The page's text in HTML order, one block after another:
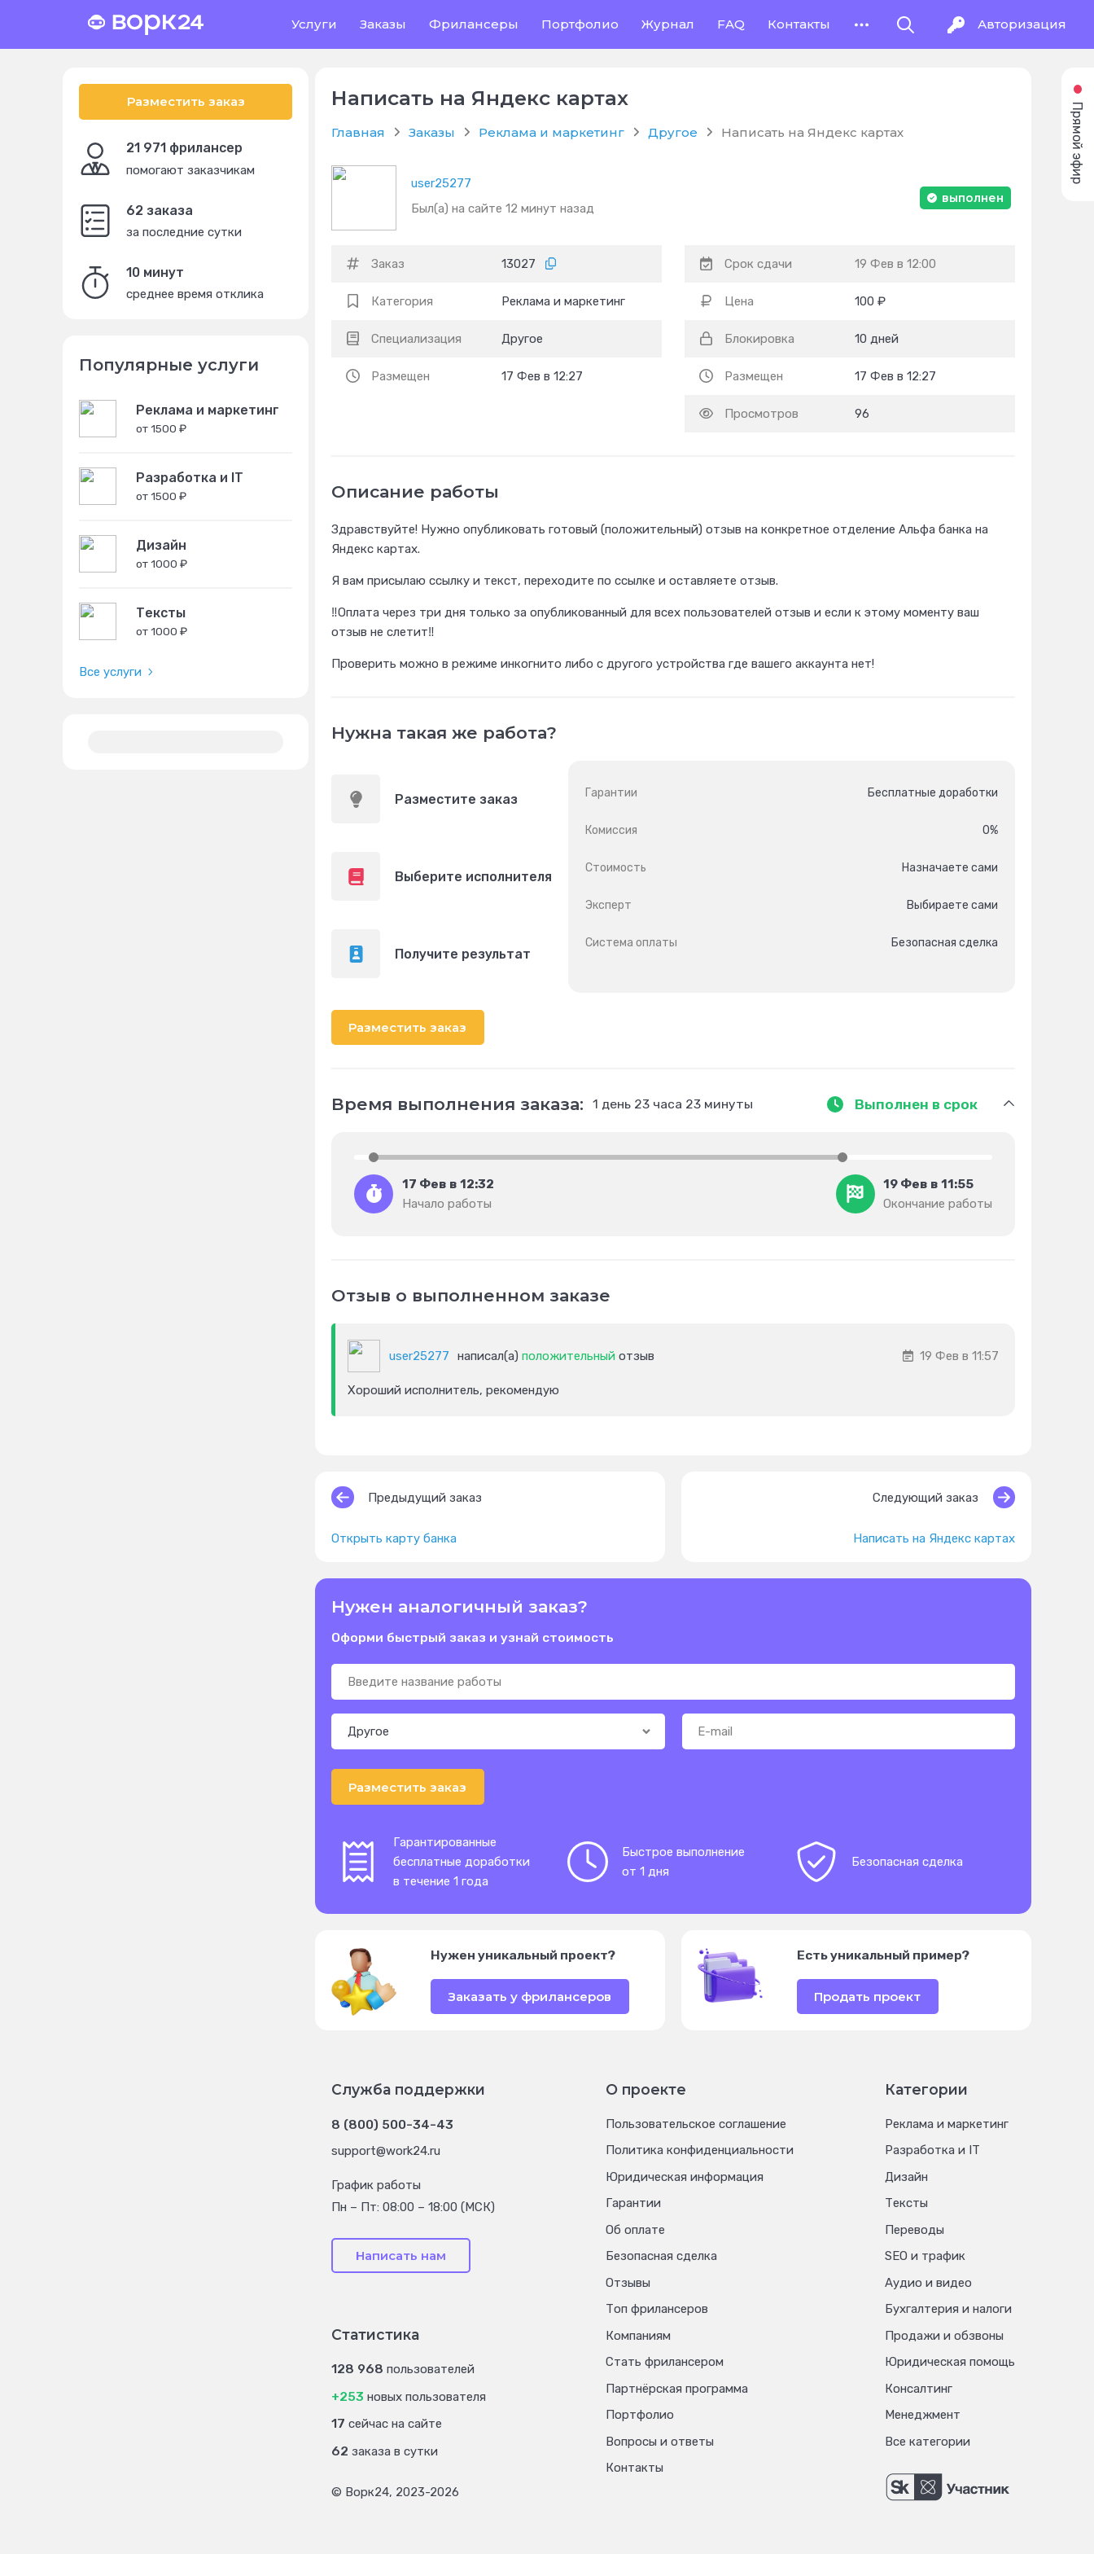
Услуги Заказы Фрилансеры Портфолио Журнал FAQ Контакты Авторизация
Разместить заказ
21 971 фрилансер
помогают заказчикам
62 заказа
за последние сутки
10 минут
среднее время отклика
Популярные услуги
Реклама и маркетинг
от 1500 ₽
Разработка и IT
от 1500 ₽
Дизайн
от 1000 ₽
Тексты
от 1000 ₽
Все услуги
Написать на Яндекс картах
Главная Заказы Реклама и маркетинг Другое Написать на Яндекс картах
user25277
Был(а) на сайте 12 минут назад
выполнен
Заказ 13027
Категория Реклама и маркетинг
Специализация Другое
Размещен 17 Фев в 12:27
Срок сдачи 19 Фев в 12:00
Цена 100 ₽
Блокировка 10 дней
Размещен 17 Фев в 12:27
Просмотров 96
Описание работы
Здравствуйте! Нужно опубликовать готовый (положительный) отзыв на конкретное отделение Альфа банка на
Яндекс картах.
Я вам присылаю ссылку и текст, переходите по ссылке и оставляете отзыв.
‼️Оплата через три дня только за опубликованный для всех пользователей отзыв и если к этому моменту ваш
отзыв не слетит‼️
Проверить можно в режиме инкогнито либо с другого устройства где вашего аккаунта нет!
Нужна такая же работа?
Разместите заказ
Выберите исполнителя
Получите результат
Гарантии Бесплатные доработки
Комиссия 0%
Стоимость Назначаете сами
Эксперт Выбираете сами
Система оплаты Безопасная сделка
Разместить заказ
Время выполнения заказа: 1 день 23 часа 23 минуты Выполнен в срок
17 Фев в 12:32
Начало работы
19 Фев в 11:55
Окончание работы
Отзыв о выполненном заказе
user25277 написал(а) положительный отзыв 19 Фев в 11:57
Хороший исполнитель, рекомендую
Предыдущий заказ
Открыть карту банка
Следующий заказ
Написать на Яндекс картах
Нужен аналогичный заказ?
Оформи быстрый заказ и узнай стоимость
Разместить заказ
Гарантированные
бесплатные доработки
в течение 1 года
Быстрое выполнение
от 1 дня
Безопасная сделка
Нужен уникальный проект?
Заказать у фрилансеров
Есть уникальный пример?
Продать проект
Служба поддержки
8 (800) 500-34-43
support@work24.ru
График работы
Пн – Пт: 08:00 – 18:00 (МСК)
Написать нам
Категории
Реклама и маркетинг
Разработка и IT
Дизайн
Тексты
Переводы
SEO и трафик
Аудио и видео
Бухгалтерия и налоги
Продажи и обзвоны
Юридическая помощь
Консалтинг
Менеджмент
Все категории
О проекте
Пользовательское соглашение
Политика конфиденциальности
Юридическая информация
Гарантии
Об оплате
Безопасная сделка
Отзывы
Топ фрилансеров
Компаниям
Стать фрилансером
Партнёрская программа
Портфолио
Вопросы и ответы
Контакты
Статистика
128 968 пользователей
+253 новых пользователя
17 сейчас на сайте
62 заказа в сутки
© Ворк24, 2023-2026
Прямой эфир